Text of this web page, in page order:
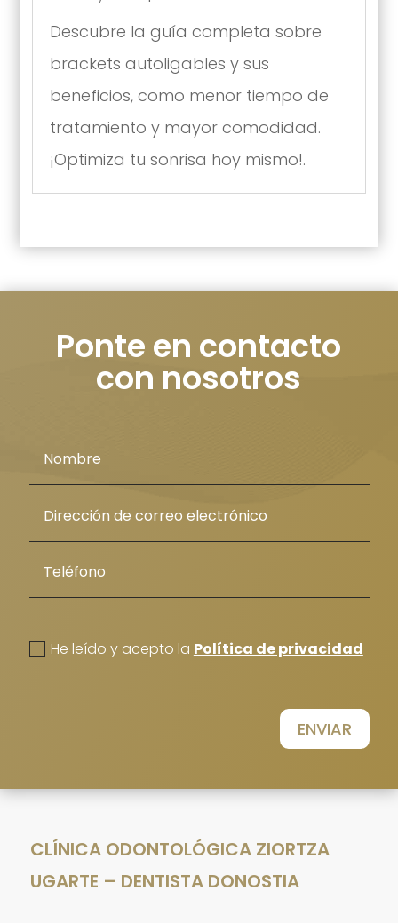
Descubre la guía completa sobre
brackets autoligables y sus
beneficios, como menor tiempo de
tratamiento y mayor comodidad.
¡Optimiza tu sonrisa hoy mismo!.
Ponte en contacto
con nosotros
He leído y acepto la Política de privacidad
ENVIAR
CLÍNICA ODONTOLÓGICA ZIORTZA
UGARTE – DENTISTA DONOSTIA